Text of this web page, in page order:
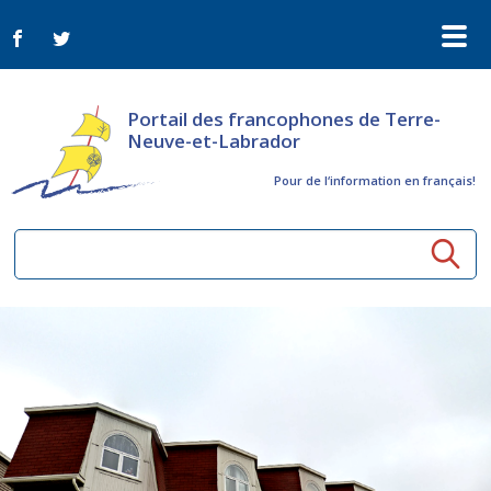
Portail des francophones de Terre-
Neuve-et-Labrador
Pour de l‘information en français!
Activités à distance
ConnectAînés
Arts et culture
Appels d'offres du secteur culturel
Plan de Développement Global
Nouvelles
Bulletin Le FrancoTNL